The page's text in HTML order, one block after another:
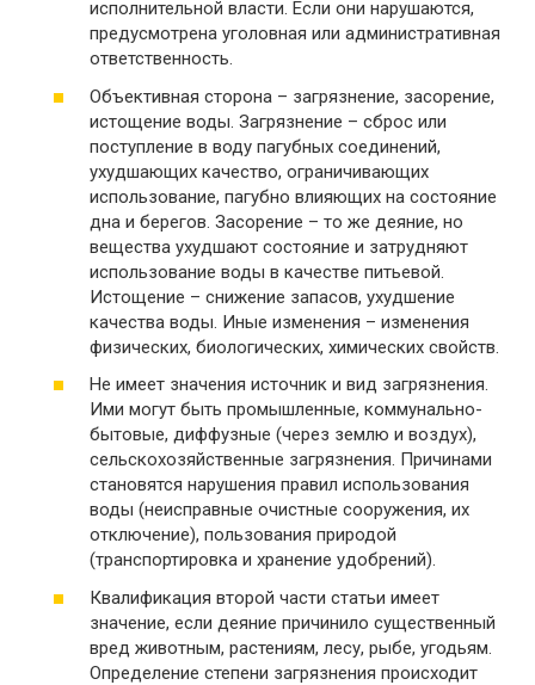
исполнительной власти. Если они нарушаются,
предусмотрена уголовная или административная
ответственность.
Объективная сторона – загрязнение, засорение,
истощение воды. Загрязнение – сброс или
поступление в воду пагубных соединений,
ухудшающих качество, ограничивающих
использование, пагубно влияющих на состояние
дна и берегов. Засорение – то же деяние, но
вещества ухудшают состояние и затрудняют
использование воды в качестве питьевой.
Истощение – снижение запасов, ухудшение
качества воды. Иные изменения – изменения
физических, биологических, химических свойств.
Не имеет значения источник и вид загрязнения.
Ими могут быть промышленные, коммунально-
бытовые, диффузные (через землю и воздух),
сельскохозяйственные загрязнения. Причинами
становятся нарушения правил использования
воды (неисправные очистные сооружения, их
отключение), пользования природой
(транспортировка и хранение удобрений).
Квалификация второй части статьи имеет
значение, если деяние причинило существенный
вред животным, растениям, лесу, рыбе, угодьям.
Определение степени загрязнения происходит